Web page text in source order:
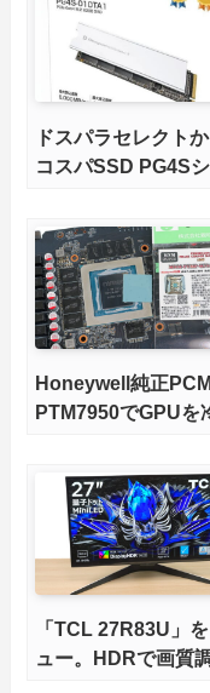
ドスパラセレクト
コスパSSD PG4Sシ
Honeywell純正
PTM7950でGPUを
「TCL 27R83U」
ュー。HDRで画質